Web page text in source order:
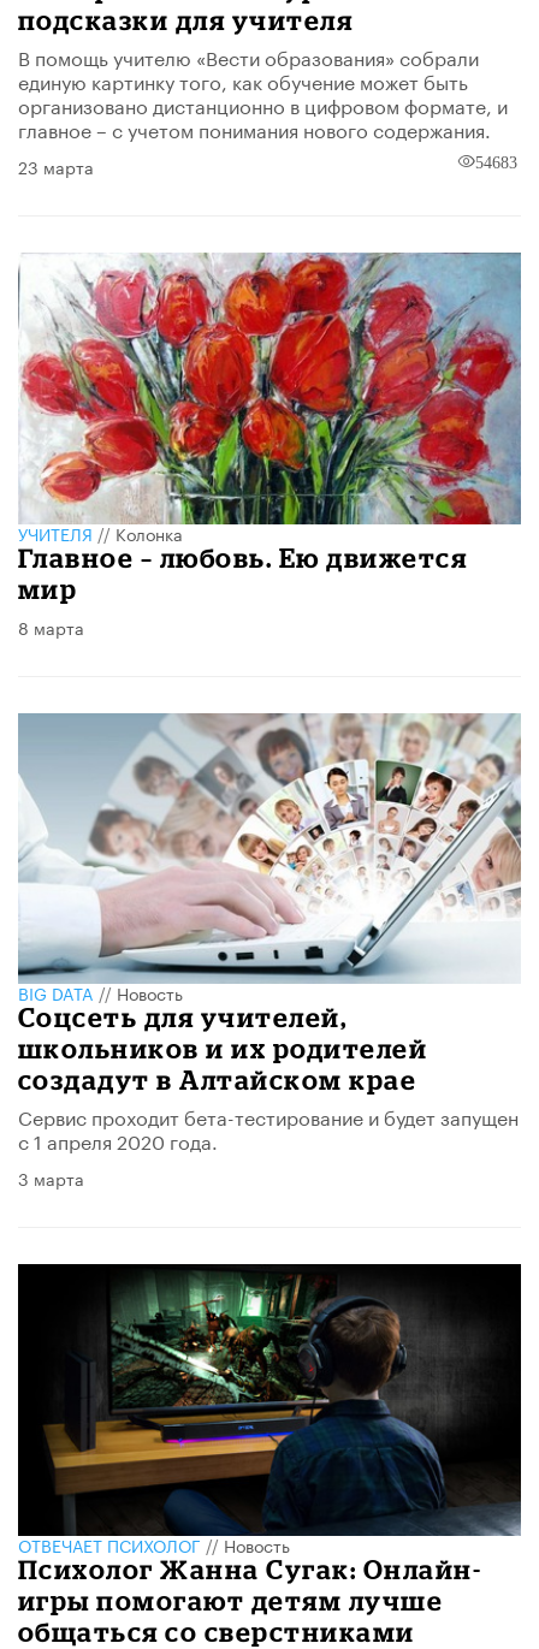
подсказки для учителя
В помощь учителю «Вести образования» собрали
единую картинку того, как обучение может быть
организовано дистанционно в цифровом формате, и
главное – с учетом понимания нового содержания.
23 марта 54683
УЧИТЕЛЯ//Колонка
Главное – любовь. Ею движется
мир
8 марта
BIG DATA//Новость
Соцсеть для учителей,
школьников и их родителей
создадут в Алтайском крае
Сервис проходит бета-тестирование и будет запущен
с 1 апреля 2020 года.
3 марта
ОТВЕЧАЕТ ПСИХОЛОГ//Новость
Психолог Жанна Сугак: Онлайн-
игры помогают детям лучше
общаться со сверстниками